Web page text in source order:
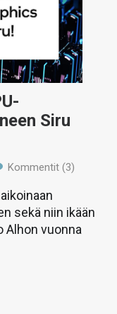
Siru
Kommentit (3)
sekä niin ikään
Alhon vuonna